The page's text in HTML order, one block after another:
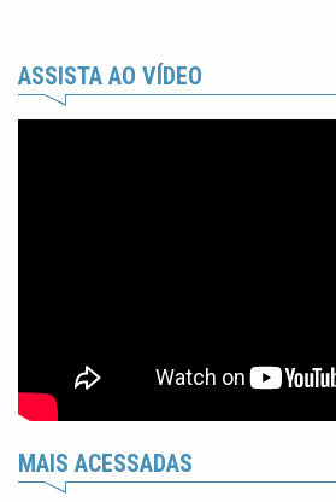
ASSISTA AO VÍDEO
MAIS ACESSADAS